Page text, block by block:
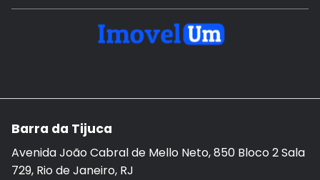
Barra da Tijuca
Avenida João Cabral de Mello Neto, 850 Bloco 2 Sala
729, Rio de Janeiro, RJ